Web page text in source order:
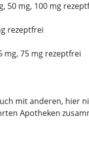
50 mg, 100 mg
rezeptfrei
mg, 75 mg rezeptfrei
mit anderen, hier
Apotheken